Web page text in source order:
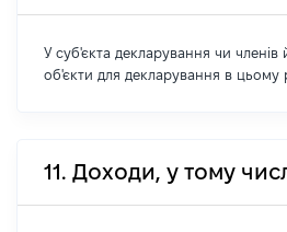
У суб'єкта декларування чи членів
об'єкти для декларування в цьому
11. Доходи, у тому